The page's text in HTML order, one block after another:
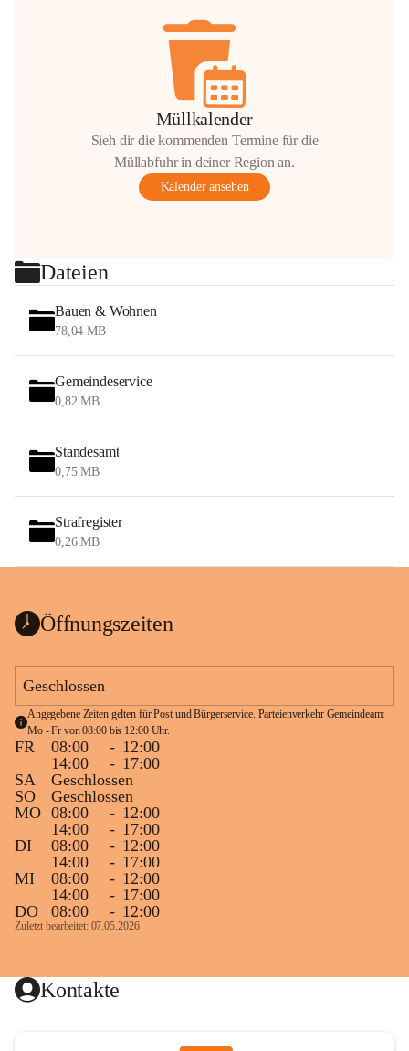
Müllkalender
Sieh dir die kommenden Termine für die
Müllabfuhr in deiner Region an.
Kalender ansehen
Dateien
Bauen & Wohnen
78,04 MB
Gemeindeservice
0,82 MB
Standesamt
0,75 MB
Strafregister
0,26 MB
Öffnungszeiten
Geschlossen
Angegebene Zeiten gelten für Post und Bürgerservice. Parteienverkehr Gemeindeamt
Mo - Fr von 08:00 bis 12:00 Uhr.
FR 08:00 - 12:00
14:00
- 17:00
SA
Geschlossen
SO
Geschlossen
MO 08:00 - 12:00
14:00
- 17:00
DI
08:00 - 12:00
14:00
- 17:00
MI
08:00 - 12:00
14:00
- 17:00
DO
08:00 - 12:00
Zuletzt bearbeitet: 07.05.2026
Kontakte